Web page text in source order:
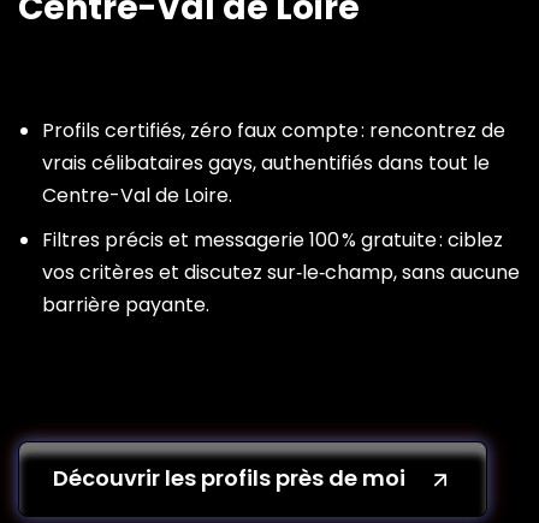
Profils certifiés, zéro faux compte : rencontrez de
vrais célibataires gays, authentifiés dans tout le
Centre-Val de Loire.
Filtres précis et messagerie 100 % gratuite : ciblez
vos critères et discutez sur‑le‑champ, sans aucune
barrière payante.
Découvrir les profils près de moi